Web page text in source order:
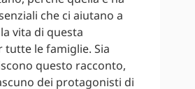
che ci aiutano a
vita di questa
le famiglie. Sia
questo racconto,
dei protagonisti di